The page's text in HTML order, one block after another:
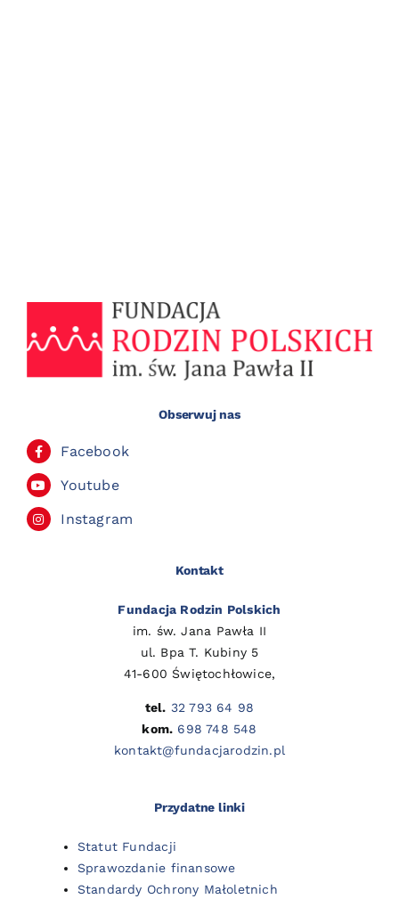
Obserwuj nas
Facebook
Youtube
Instagram
Kontakt
Fundacja Rodzin Polskich
im. św. Jana Pawła II
ul. Bpa T. Kubiny 5
41-600 Świętochłowice,
tel. 32 793 64 98
kom. 698 748 548
kontakt@fundacjarodzin.pl
Przydatne linki
Statut Fundacji
Sprawozdanie finansowe
Standardy Ochrony Małoletnich